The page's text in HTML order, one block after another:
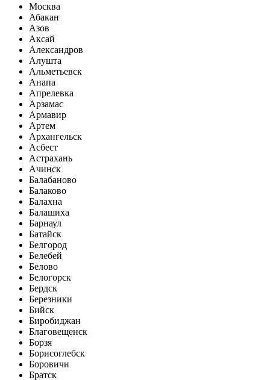
Москва
Абакан
Азов
Аксай
Александров
Алушта
Альметьевск
Анапа
Апрелевка
Арзамас
Армавир
Артем
Архангельск
Асбест
Астрахань
Ачинск
Балабаново
Балаково
Балахна
Балашиха
Барнаул
Батайск
Белгород
Белебей
Белово
Белогорск
Бердск
Березники
Бийск
Биробиджан
Благовещенск
Борзя
Борисоглебск
Боровичи
Братск